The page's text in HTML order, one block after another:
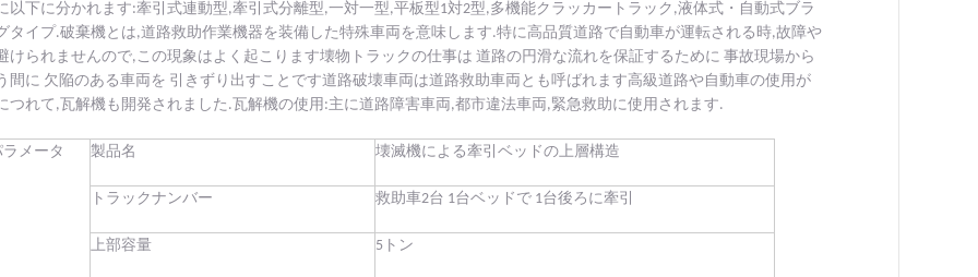
以下に分かれます:牽引式連動型,牽引式分離型,一対一型,平板型1対2型,多機能クラッカートラック,液体式・自動式ブラ
タイプ.破棄機とは,道路救助作業機器を装備した特殊車両を意味します.特に高品質道路で自動車が運転される時,故障や
けられませんので,この現象はよく起こります壊物トラックの仕事は 道路の円滑な流れを保証するために 事故現場から
間に 欠陥のある車両を 引きずり出すことです道路破壊車両は道路救助車両とも呼ばれます高級道路や自動車の使用が
つれて,瓦解機も開発されました.瓦解機の使用:主に道路障害車両,都市違法車両,緊急救助に使用されます.
メータ 製品名 壊滅機による牽引ベッドの上層構造
トラックナンバー 救助車2台 1台ベッドで 1台後ろに牽引
上部容量 5トン